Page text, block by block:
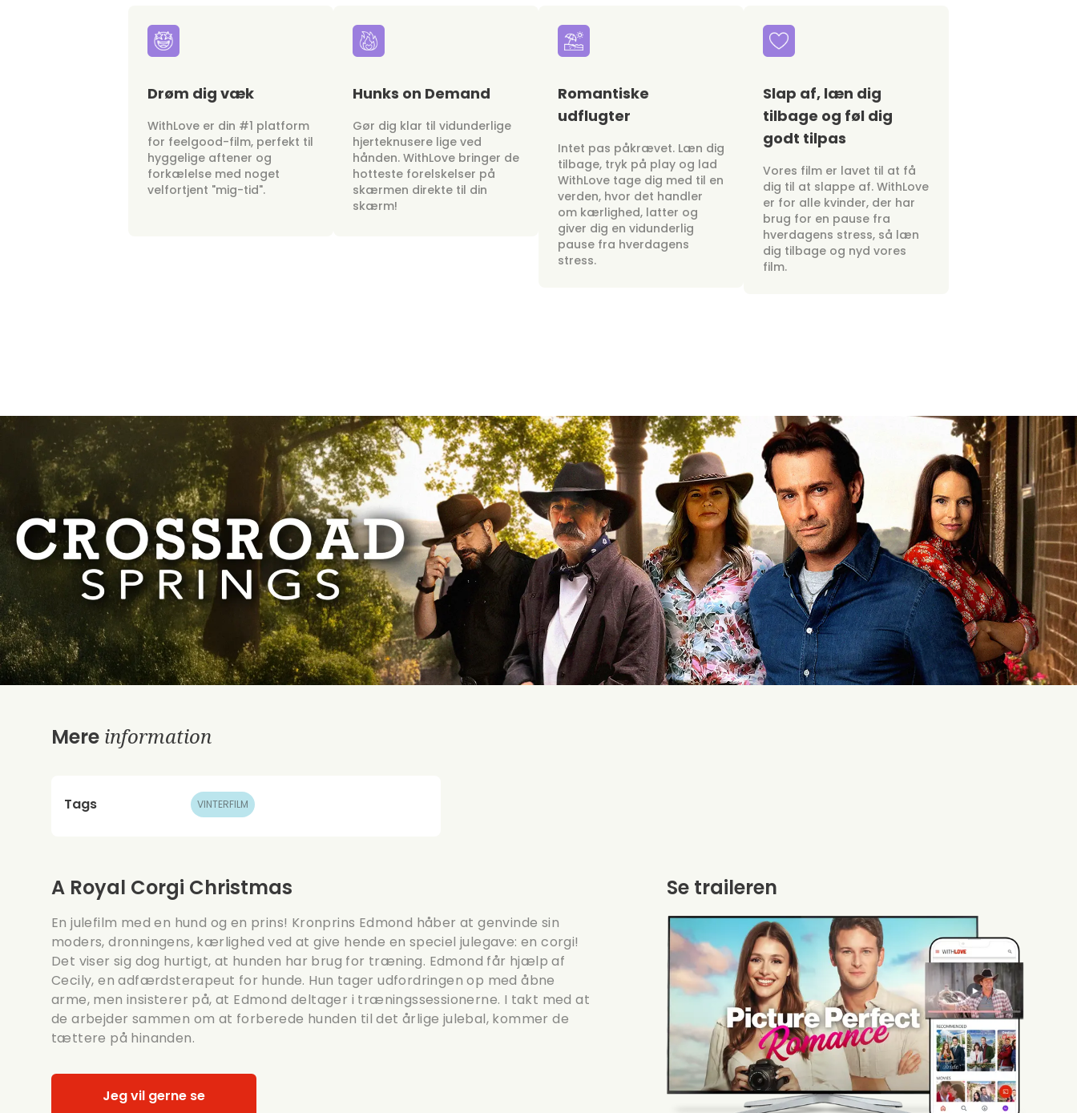
Drøm dig væk
WithLove er din #1 platform
for feelgood-film, perfekt til
hyggelige aftener og
forkælelse med noget
velfortjent "mig-tid".
Hunks on Demand
Gør dig klar til vidunderlige
hjerteknusere lige ved
hånden. WithLove bringer de
hotteste forelskelser på
skærmen direkte til din
skærm!
Romantiske
udflugter
Intet pas påkrævet. Læn dig
tilbage, tryk på play og lad
WithLove tage dig med til en
verden, hvor det handler
om kærlighed, latter og
giver dig en vidunderlig
pause fra hverdagens
stress.
Slap af, læn dig
tilbage og føl dig
godt tilpas
Vores film er lavet til at få
dig til at slappe af. WithLove
er for alle kvinder, der har
brug for en pause fra
hverdagens stress, så læn
dig tilbage og nyd vores
film.
Mere information
Tags VINTERFILM
A Royal Corgi Christmas
En julefilm med en hund og en prins! Kronprins Edmond håber at genvinde sin
moders, dronningens, kærlighed ved at give hende en speciel julegave: en corgi!
Det viser sig dog hurtigt, at hunden har brug for træning. Edmond får hjælp af
Cecily, en adfærdsterapeut for hunde. Hun tager udfordringen op med åbne
arme, men insisterer på, at Edmond deltager i træningssessionerne. I takt med at
de arbejder sammen om at forberede hunden til det årlige julebal, kommer de
tættere på hinanden.
Jeg vil gerne se
Se traileren